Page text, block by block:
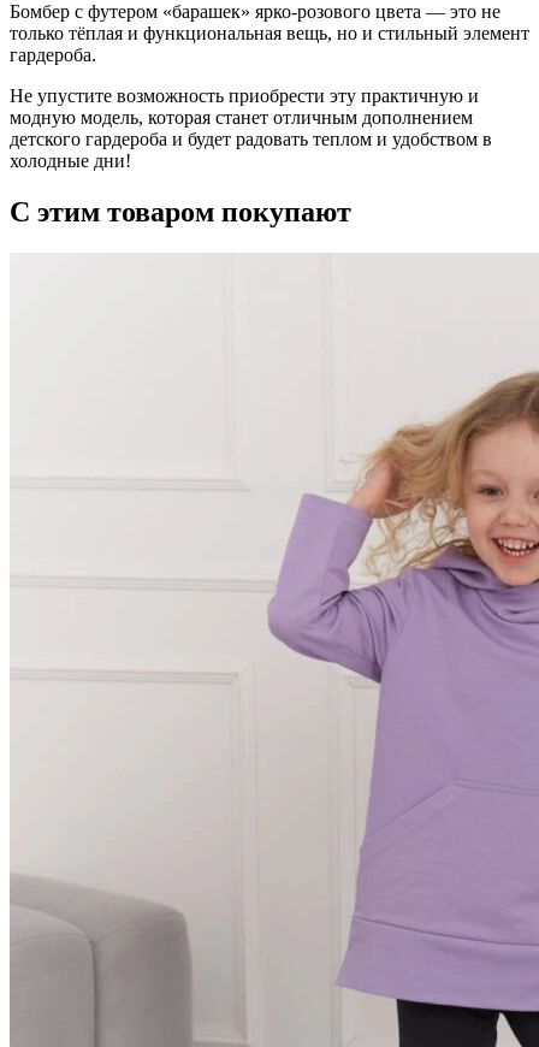
Бомбер с футером «барашек» ярко-розового цвета — это не
только тёплая и функциональная вещь, но и стильный элемент
гардероба.
Не упустите возможность приобрести эту практичную и
модную модель, которая станет отличным дополнением
детского гардероба и будет радовать теплом и удобством в
холодные дни!
С этим товаром покупают